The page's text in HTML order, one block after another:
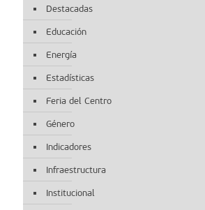
Destacadas
Educación
Energía
Estadísticas
Feria del Centro
Género
Indicadores
Infraestructura
Institucional